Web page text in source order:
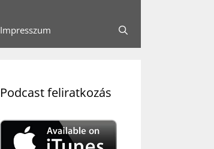
Impresszum
Podcast feliratkozás